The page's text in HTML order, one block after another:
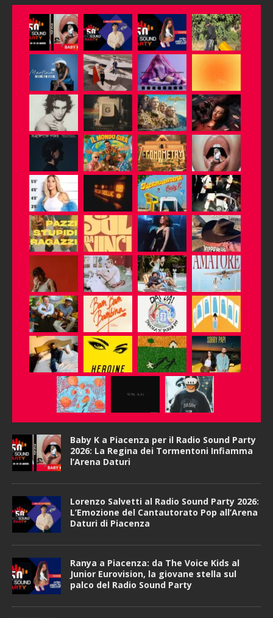
Baby K a Piacenza per il Radio Sound Party
2026: La Regina dei Tormentoni Infiamma
l’Arena Daturi
Lorenzo Salvetti al Radio Sound Party 2026:
L’Emozione del Cantautorato Pop all’Arena
Daturi di Piacenza
Ranya a Piacenza: da The Voice Kids al
Junior Eurovision, la giovane stella sul
palco del Radio Sound Party